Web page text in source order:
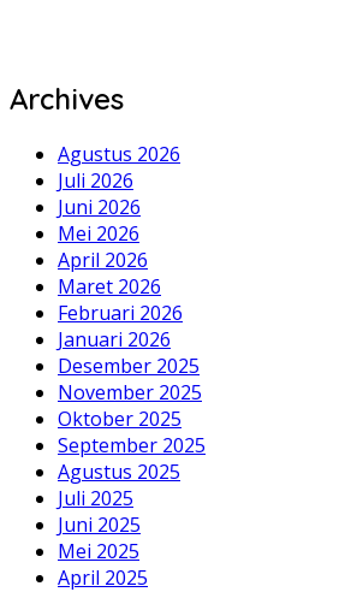
Archives
Agustus 2026
Juli 2026
Juni 2026
Mei 2026
April 2026
Maret 2026
Februari 2026
Januari 2026
Desember 2025
November 2025
Oktober 2025
September 2025
Agustus 2025
Juli 2025
Juni 2025
Mei 2025
April 2025